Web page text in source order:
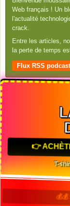
Web français ! Un
l'actualité
crack.
Entre les articles,
la perte de temps
Flux RSS podcast
👉
T-